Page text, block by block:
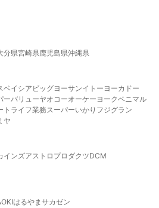
分県宮崎県 鹿児島県沖縄県
ベイシア ビッグヨーサンイトーヨーカドー
ーバリューヤオコーオーケー ヨークベニマル
ト ライフ業務スーパーいかり フジグラン
ヤ
インズアストロプロダクツDCM
はるやま サカゼン